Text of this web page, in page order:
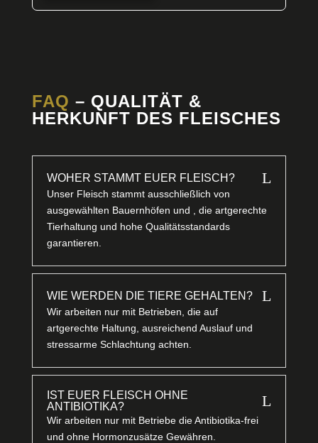
FAQ – QUALITÄT &
HERKUNFT DES FLEISCHES
WOHER STAMMT EUER FLEISCH? L
Unser Fleisch stammt ausschließlich von
ausgewählten Bauernhöfen und , die artgerechte
Tierhaltung und hohe Qualitätsstandards
garantieren.
WIE WERDEN DIE TIERE GEHALTEN? L
Wir arbeiten nur mit Betrieben, die auf
artgerechte Haltung, ausreichend Auslauf und
stressarme Schlachtung achten.
IST EUER FLEISCH OHNE
ANTIBIOTIKA?
L
Wir arbeiten nur mit Betriebe die Antibiotika-frei
und ohne Hormonzusätze Gewähren.